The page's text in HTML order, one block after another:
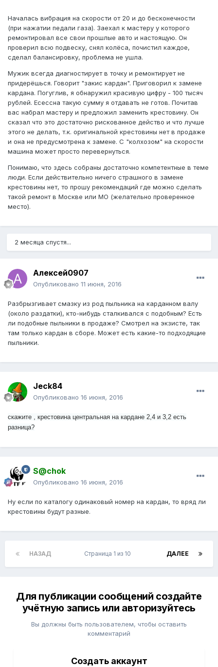
Началась вибрация на скорости от 20 и до бесконечности
(при нажатии педали газа). Заехал к мастеру у которого
ремонтировал все свои прошлые авто и настоящую. Он
проверил всю подвеску, снял колёса, почистил каждое,
сделал балансировку, проблема не ушла.
Мужик всегда диагностирует в точку и ремонтирует не
придерёшься. Говорит "закис кардан". Приговорил к замене
кардана. Погуглив, я обнаружил красивую цифру - 100 тысяч
рублей. Есессна такую сумму я отдавать не готов. Почитав
вас набрал мастеру и предложил заменить крестовину. Он
сказал что это достаточно рискованное действо и что лучше
этого не делать, т.к. оригинальной крестовины нет в продаже
и она не предусмотрена к замене. С "колхозом" на скорости
машина может просто перевернуться.
Понимаю, что здесь собраны достаточно компетентные в теме
люди. Если действительно ничего страшного в замене
крестовины нет, то прошу рекомендаций где можно сделать
такой ремонт в Москве или МО (желательно проверенное
место).
2 месяца спустя...
Алексей0907
Опубликовано 11 июня, 2016
Разбрызгивает смазку из род пыльника на карданном валу
(около раздатки), кто-нибудь сталкивался с подобным? Есть
ли подобные пыльники в продаже? Смотрел на экзисте, так
там только кардан в сборе. Может есть какие-то подходящие
пыльники.
Jeck84
Опубликовано 16 июня, 2016
скажите , крестовина центральная на кардане 2,4 и 3,2 есть
разница?
S@chok
Опубликовано 16 июня, 2016
Ну если по каталогу одинаковый номер на кардан, то вряд ли
крестовины будут разные.
НАЗАД ДАЛЕЕ
Страница 1 из 10
Для публикации сообщений создайте
учётную запись или авторизуйтесь
Вы должны быть пользователем, чтобы оставить
комментарий
Создать аккаунт